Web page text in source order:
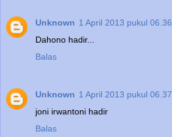
Unknown 1 April 2013 pukul 06.36
Dahono hadir...
Balas
Unknown 1 April 2013 pukul 06.37
joni irwantoni hadir
Balas